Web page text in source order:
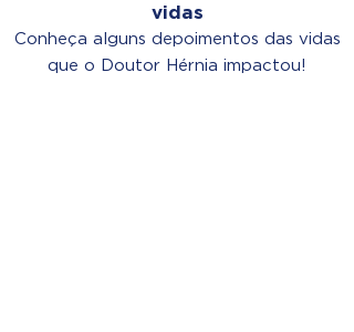
vidas
Conheça alguns depoimentos das vidas
que o Doutor Hérnia impactou!